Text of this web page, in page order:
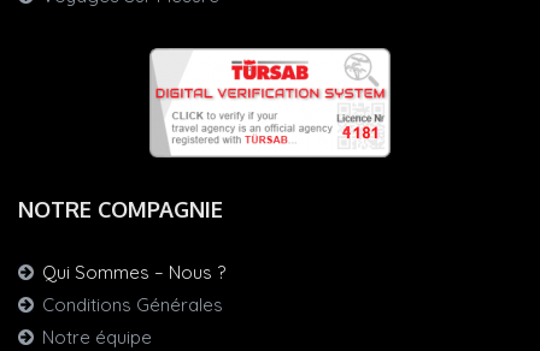
NOTRE COMPAGNIE
Qui Sommes – Nous ?
Conditions Générales
Notre équipe